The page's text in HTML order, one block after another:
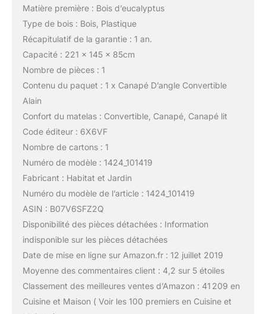
Matière première : Bois d’eucalyptus
Type de bois : Bois, Plastique
Récapitulatif de la garantie : 1 an.
Capacité : 221 x 145 x 85cm
Nombre de pièces : 1
Contenu du paquet : 1 x Canapé D’angle Convertible
Alain
Confort du matelas : Convertible, Canapé, Canapé lit
Code éditeur : 6X6VF
Nombre de cartons : 1
Numéro de modèle : 1424_101419
Fabricant : Habitat et Jardin
Numéro du modèle de l’article : 1424_101419
ASIN : B07V6SFZ2Q
Disponibilité des pièces détachées : Information
indisponible sur les pièces détachées
Date de mise en ligne sur Amazon.fr : 12 juillet 2019
Moyenne des commentaires client : 4,2 sur 5 étoiles
Classement des meilleures ventes d’Amazon : 41 209 en
Cuisine et Maison ( Voir les 100 premiers en Cuisine et